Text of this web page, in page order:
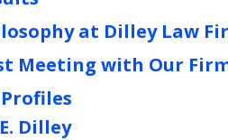
at Dilley Law
Meeting with Our
Dilley